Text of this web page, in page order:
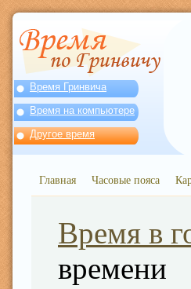
Время Гринвича
Время на компьютере
Другое время
Главная Часовые пояса
Время в
времени